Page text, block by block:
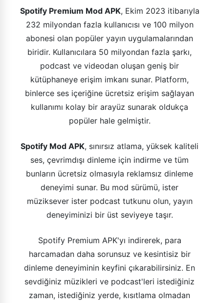
Spotify Premium Mod APK, Ekim 2023 itibarıyla
232 milyondan fazla kullanıcısı ve 100 milyon
abonesi olan popüler yayın uygulamalarından
biridir. Kullanıcılara 50 milyondan fazla şarkı,
podcast ve videodan oluşan geniş bir
kütüphaneye erişim imkanı sunar. Platform,
binlerce ses içeriğine ücretsiz erişim sağlayan
kullanımı kolay bir arayüz sunarak oldukça
popüler hale gelmiştir.
Spotify Mod APK, sınırsız atlama, yüksek kaliteli
ses, çevrimdışı dinleme için indirme ve tüm
bunların ücretsiz olmasıyla reklamsız dinleme
deneyimi sunar. Bu mod sürümü, ister
müziksever ister podcast tutkunu olun, yayın
deneyiminizi bir üst seviyeye taşır.
Spotify Premium APK'yı indirerek, para
harcamadan daha sorunsuz ve kesintisiz bir
dinleme deneyiminin keyfini çıkarabilirsiniz. En
sevdiğiniz müzikleri ve podcast'leri istediğiniz
zaman, istediğiniz yerde, kısıtlama olmadan